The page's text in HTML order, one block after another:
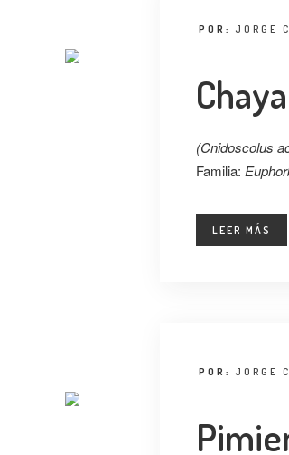
POR: JORGE
Chaya
(Cnidoscolus
Familia:
LEER MÁS
POR: JORGE